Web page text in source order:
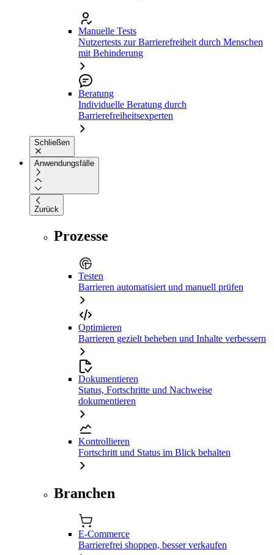
Manuelle Tests
Nutzertests zur Barrierefreiheit durch Menschen
mit Behinderung
Beratung
Individuelle Beratung durch
Barrierefreiheitsexperten
Schließen
Anwendungsfälle
Zurück
Prozesse
Testen
Barrieren automatisiert und manuell prüfen
Optimieren
Barrieren gezielt beheben und Inhalte verbessern
Dokumentieren
Status, Fortschritte und Nachweise
dokumentieren
Kontrollieren
Fortschritt und Status im Blick behalten
Branchen
E-Commerce
Barrierefrei shoppen, besser verkaufen